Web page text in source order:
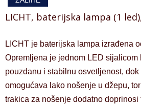
LICHT, baterijska lampa (1
LICHT je baterijska lampa izrađena
Opremljena je jednom LED sijalicom
pouzdanu i stabilnu osvetljenost,
omogućava lako nošenje u džepu,
trakica za nošenje dodatno